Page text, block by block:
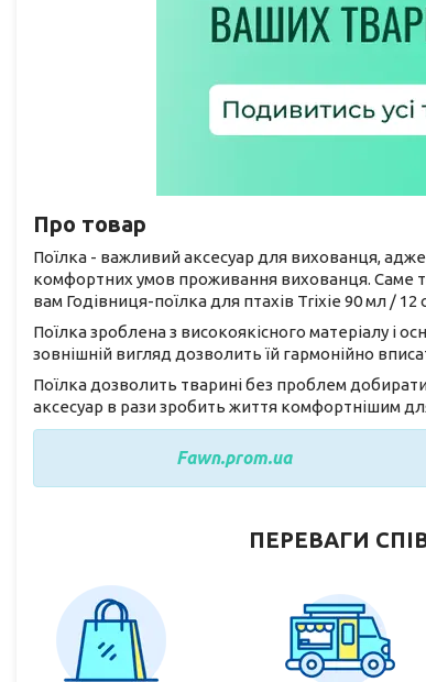
Про товар
Поїлка - важливий аксесуар для вихованця,
комфортних умов проживання вихованця. Саме
вам Годівниця-поїлка для птахів Trixie 90 мл /
Поїлка зроблена з високоякісного матеріалу і
зовнішній вигляд дозволить їй гармонійно
Поїлка дозволить тварині без проблем
аксесуар в рази зробить життя комфортнішим
Fawn.prom.ua
ПЕРЕВАГИ